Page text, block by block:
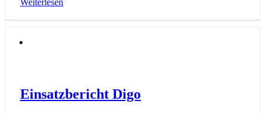
Weiterlesen
Einsatzbericht Digo